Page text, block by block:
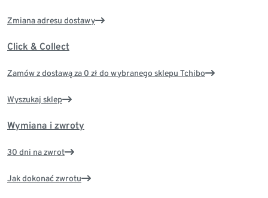
Zmiana adresu dostawy
Click & Collect
Zamów z dostawą za 0 zł do wybranego sklepu Tchibo
Wyszukaj sklep
Wymiana i zwroty
30 dni na zwrot
Jak dokonać zwrotu